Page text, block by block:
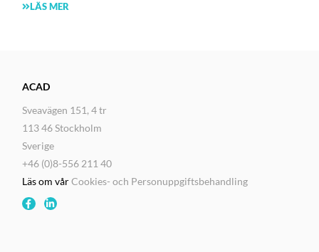
LÄS MER
ACAD
Sveavägen 151, 4 tr
113 46 Stockholm
Sverige
+46 (0)8-556 211 40
Läs om vårCookies- och Personuppgiftsbehandling